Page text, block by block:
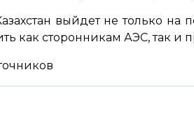
выйдет не только
как сторонникам АЭС, так и